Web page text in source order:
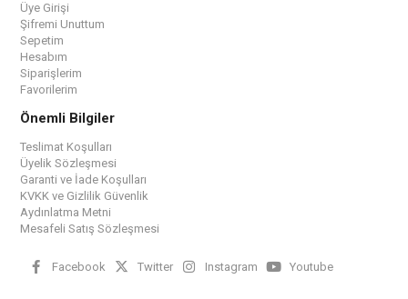
Üye Girişi
Şifremi Unuttum
Sepetim
Hesabım
Siparişlerim
Favorilerim
Önemli Bilgiler
Teslimat Koşulları
Üyelik Sözleşmesi
Garanti ve İade Koşulları
KVKK ve Gizlilik Güvenlik
Aydınlatma Metni
Mesafeli Satış Sözleşmesi
Facebook Twitter Instagram Youtube